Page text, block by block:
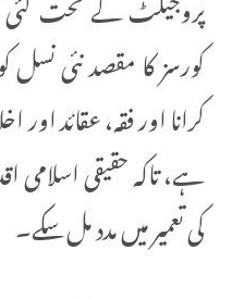
کورسز کا مقصد نئی
کرانا اور فقہ، عقائد
ہے، تاکہ حقیقی اسلامی
کی تعمیر میں مدد مل سکے۔